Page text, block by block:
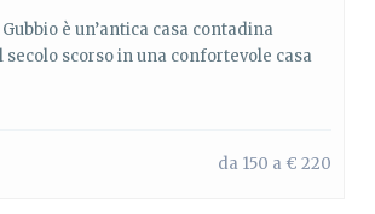
è un’antica casa contadina
scorso in una confortevole casa
da 150 a € 220